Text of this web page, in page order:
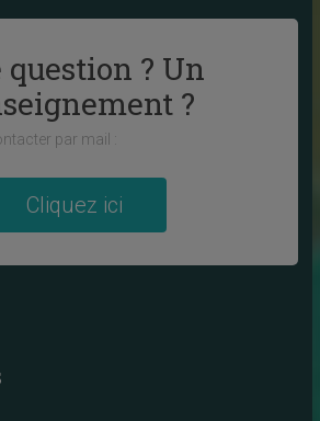
question ? Un
?
par mail :
Cliquez ici